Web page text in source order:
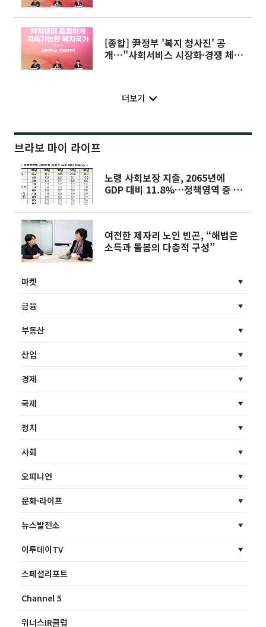
[종합] 尹정부 '복지 청사진' 공
개…"사회서비스 시장화·경쟁 체제
더보기
브라보 마이 라이프
노령 사회보장 지출, 2065년에
GDP 대비 11.8%…정책영역 중 최
여전한 제자리 노인 빈곤, “해법은
소득과 돌봄의 다층적 구성”
마켓
금융
부동산
산업
경제
국제
정치
사회
오피니언
문화·라이프
뉴스발전소
이투데이TV
스페셜리포트
Channel 5
위너스IR클럽